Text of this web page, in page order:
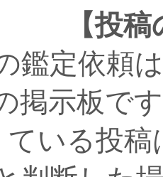
【投
鑑定依頼
掲示板で
ている投稿